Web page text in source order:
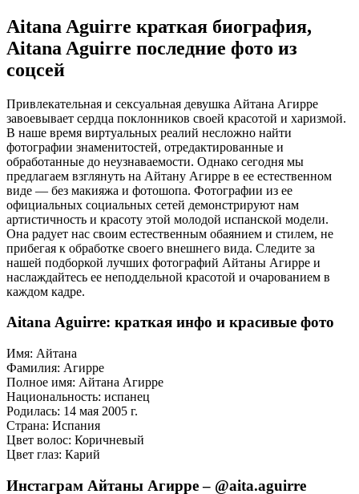
Aitana Aguirre краткая биография,
Aitana Aguirre последние фото из
соцсей
Привлекательная и сексуальная девушка Айтана Агирре
завоевывает сердца поклонников своей красотой и харизмой.
В наше время виртуальных реалий несложно найти
фотографии знаменитостей, отредактированные и
обработанные до неузнаваемости. Однако сегодня мы
предлагаем взглянуть на Айтану Агирре в ее естественном
виде — без макияжа и фотошопа. Фотографии из ее
официальных социальных сетей демонстрируют нам
артистичность и красоту этой молодой испанской модели.
Она радует нас своим естественным обаянием и стилем, не
прибегая к обработке своего внешнего вида. Следите за
нашей подборкой лучших фотографий Айтаны Агирре и
наслаждайтесь ее неподдельной красотой и очарованием в
каждом кадре.
Aitana Aguirre: краткая инфо и красивые фото
Имя: Айтана
Фамилия: Агирре
Полное имя: Айтана Агирре
Национальность: испанец
Родилась: 14 мая 2005 г.
Страна: Испания
Цвет волос: Коричневый
Цвет глаз: Карий
Инстаграм Айтаны Агирре – @aita.aguirre